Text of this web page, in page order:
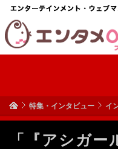
特集・インタビュー イ
「『アシガ